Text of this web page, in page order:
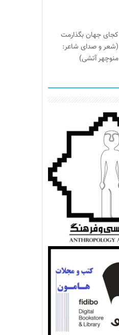
کجای جهان بگذارمت
(شعر و صدای شاعر:
منوچهر آتشی)